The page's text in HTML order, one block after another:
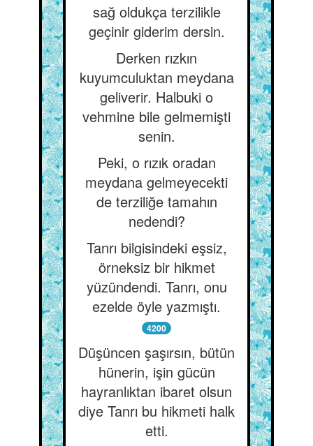
sağ oldukça terzilikle
geçinir giderim dersin.
Derken rızkın
kuyumculuktan meydana
geliverir. Halbuki o
vehmine bile gelmemişti
senin.
Peki, o rızık oradan
meydana gelmeyecekti
de terziliğe tamahın
nedendi?
Tanrı bilgisindeki eşsiz,
örneksiz bir hikmet
yüzündendi. Tanrı, onu
ezelde öyle yazmıştı.
4200
Düşüncen şaşırsın, bütün
hünerin, işin gücün
hayranlıktan ibaret olsun
diye Tanrı bu hikmeti halk
etti.